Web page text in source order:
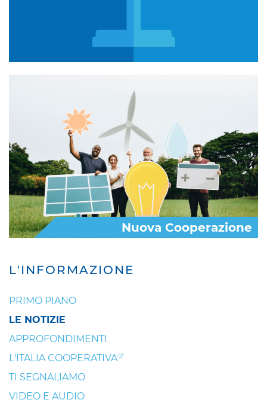
L'INFORMAZIONE
PRIMO PIANO
LE NOTIZIE
APPROFONDIMENTI
L'ITALIA COOPERATIVA
TI SEGNALIAMO
VIDEO E AUDIO
Nuova Cooperazione